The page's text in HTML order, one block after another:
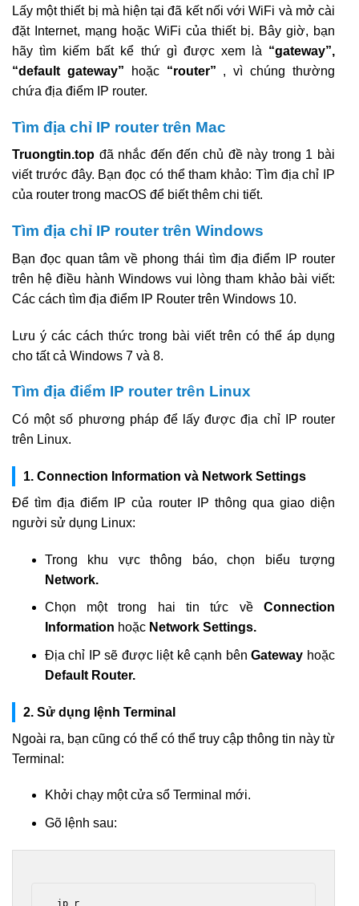
Lấy một thiết bị mà hiện tại đã kết nối với WiFi và mở cài
đặt Internet, mạng hoặc WiFi của thiết bị. Bây giờ, bạn
hãy tìm kiếm bất kể thứ gì được xem là “gateway”,
“default gateway”
hoặc “router” , vì chúng thường
chứa địa điểm IP router.
Tìm địa chỉ IP router trên Mac
Truongtin.top đã nhắc đến đến chủ đề này trong 1 bài
viết trước đây. Bạn đọc có thể tham khảo: Tìm địa chỉ IP
của router trong macOS để biết thêm chi tiết.
Tìm địa chỉ IP router trên Windows
Bạn đọc quan tâm về phong thái tìm địa điểm IP router
trên hệ điều hành Windows vui lòng tham khảo bài viết:
Các cách tìm địa điểm IP Router trên Windows 10.
Lưu ý các cách thức trong bài viết trên có thể áp dụng
cho tất cả Windows 7 và 8.
Tìm địa điểm IP router trên Linux
Có một số phương pháp để lấy được địa chỉ IP router
trên Linux.
1. Connection Information và Network Settings
Để tìm địa điểm IP của router IP thông qua giao diện
người sử dụng Linux:
Trong khu vực thông báo, chọn biểu tượng
Network.
Chọn một trong hai tin tức về Connection
Information hoặc Network Settings.
Địa chỉ IP sẽ được liệt kê cạnh bênGateway hoặc
Default Router.
2. Sử dụng lệnh Terminal
Ngoài ra, bạn cũng có thể có thể truy cập thông tin này từ
Terminal:
Khởi chạy một cửa sổ Terminal mới.
Gõ lệnh sau:
ip r